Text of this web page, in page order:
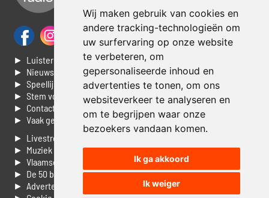
Wij maken gebruik van cookies en
andere tracking-technologieën om
uw surfervaring op onze website
te verbeteren, om
gepersonaliseerde inhoud en
advertenties te tonen, om ons
websiteverkeer te analyseren en
om te begrijpen waar onze
bezoekers vandaan komen.
Ik ga akkoord
Ik weiger
► Luisteren naar Jouwradio
► Nieuws
► Speellijst
► Stem voor de Dag top 3
► Contacteer ons
► Vaak gestelde vragen
► Livestream informatie
► Muziek opzoeken
► Vlaamse 100 Aller tijden
► De 50 beste van...
► Adverteren op Jouwradio